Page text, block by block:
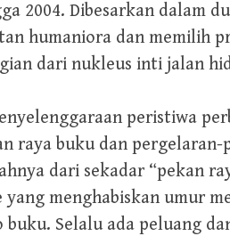
2004. Dibesarkan dalam
humaniora dan memilih
dari nukleus inti jalan
peristiwa
raya buku dan
dari sekadar “pekan
menghabiskan umur
Selalu ada peluang